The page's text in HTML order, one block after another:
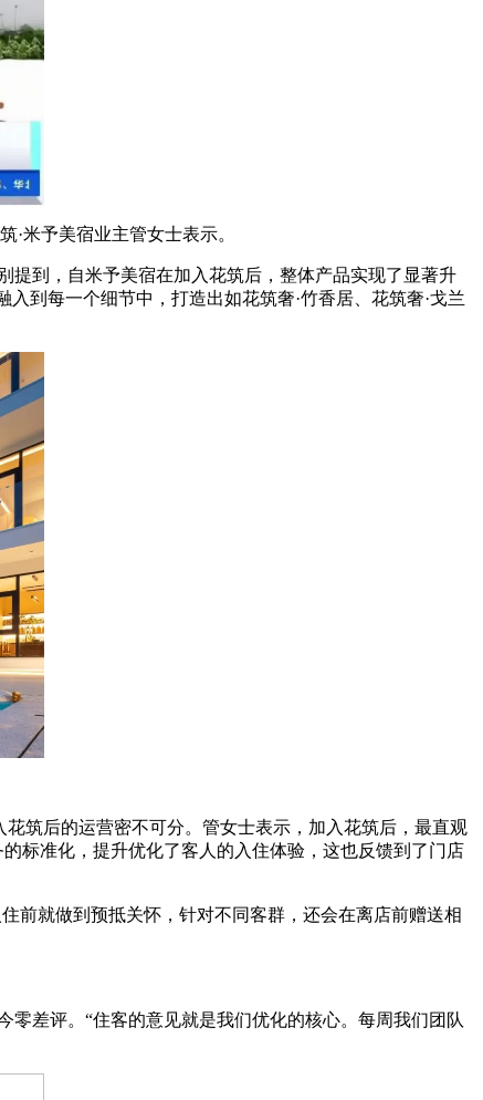
米予美宿业主管女士表示。
到，自米予美宿在加入花筑后，整体产品实现了显著升
到每一个细节中，打造出如花筑奢·竹香居、花筑奢·戈兰
筑后的运营密不可分。管女士表示，加入花筑后，最直观
标准化，提升优化了客人的入住体验，这也反馈到了门店
就做到预抵关怀，针对不同客群，还会在离店前赠送相
差评。“住客的意见就是我们优化的核心。每周我们团队